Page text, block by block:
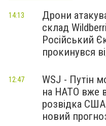
Дрони
склад
Російський
прокинувся
14:13
WSJ - Путін
на НАТО вже
розвідка США
новий
12:47